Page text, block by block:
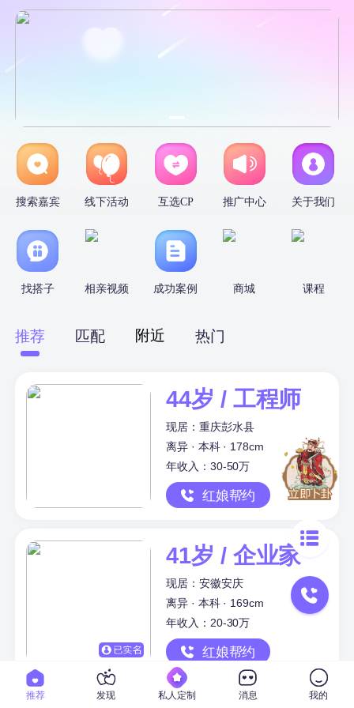
搜索嘉宾 线下活动 互选CP 推广中心 关于我们
找搭子 相亲视频 成功案例 商城 课程
推荐 匹配 附近 热门
44岁 / 工程师
现居：重庆彭水县
离异 · 本科 · 178cm
年收入：30-50万
红娘帮约
41岁 / 企业家
现居：安徽安庆
离异 · 本科 · 169cm
年收入：20-30万
红娘帮约
推荐 发现 私人定制 消息 我的